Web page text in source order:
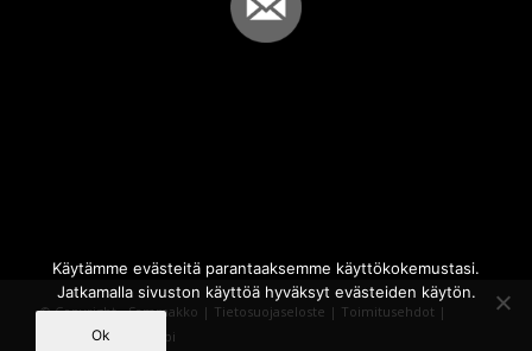
© Copyright - Sammakko | Tietosuojaseloste | Toimitusehdot |
Powered by
iQWebbi
Käytämme evästeitä parantaaksemme käyttökokemustasi.
Jatkamalla sivuston käyttöä hyväksyt evästeiden käytön.
Ok